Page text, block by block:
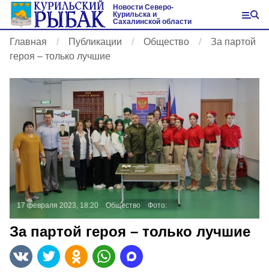
Новости Северо-
Курильска и
Сахалинской области
Главная Публикации Общество
За партой
героя – только лучшие
17 февраля 2023, 18:20 Общество Фото:
За партой героя – только лучшие